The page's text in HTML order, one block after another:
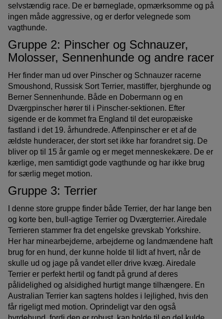
selvstændig race. De er børneglade, opmærksomme og på
ingen måde aggressive, og er derfor velegnede som
vagthunde.
Gruppe 2: Pinscher og Schnauzer,
Molosser, Sennenhunde og andre racer
Her finder man ud over Pinscher og Schnauzer racerne
Smoushond, Russisk Sort Terrier, mastiffer, bjerghunde og
Berner Sennenhunde. Både en Dobermann og en
Dværgpinscher hører til i Pinscher-sektionen. Efter
sigende er de kommet fra England til det europæiske
fastland i det 19. århundrede. Affenpinscher er et af de
ældste hunderacer, der stort set ikke har forandret sig. De
bliver op til 15 år gamle og er meget menneskekære. De er
kærlige, men samtidigt gode vagthunde og har ikke brug
for særlig meget motion.
Gruppe 3: Terrier
I denne store gruppe finder både Terrier, der har lange ben
og korte ben, bull-agtige Terrier og Dværgterrier. Airedale
Terrieren stammer fra det engelske grevskab Yorkshire.
Her har minearbejderne, arbejderne og landmændene haft
brug for en hund, der kunne holde til lidt af hvert, når de
skulle ud og jage på vandet eller drive kvæg. Airedale
Terrier er perfekt hertil og fandt på grund af deres
pålidelighed og alsidighed hurtigt mange tilhængere. En
Australian Terrier kan sagtens holdes i lejlighed, hvis den
får rigeligt med motion. Oprindeligt var den også